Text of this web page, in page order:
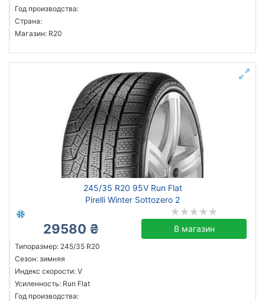
Год производства:
Страна:
Магазин: R20
245/35 R20 95V Run Flat
Pirelli Winter Sottozero 2
29580 ₴ В магазин
Типоразмер: 245/35 R20
Сезон: зимняя
Индекс скорости: V
Усиленность: Run Flat
Год производства: